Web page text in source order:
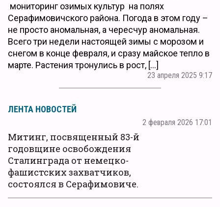
мониторинг озимых культур на полях
Серафимовичского района. Погода в этом году –
не просто аномальная, а чересчур аномальная.
Всего три недели настоящей зимы с морозом и
снегом в конце февраля, и сразу майское тепло в
марте. Растения тронулись в рост, […]
23 апреля 2025 9:17
ЛЕНТА НОВОСТЕЙ
2 февраля 2026 17:01
Митинг, посвященный 83-й
годовщине освобождения
Сталинграда от немецко-
фашистских захватчиков,
состоялся в Серафимовиче.